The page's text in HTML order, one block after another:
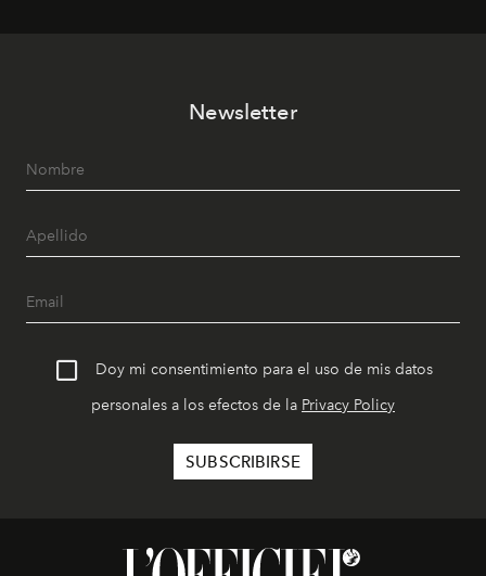
Newsletter
Doy mi consentimiento para el uso de mis datos
personales a los efectos de la Privacy Policy